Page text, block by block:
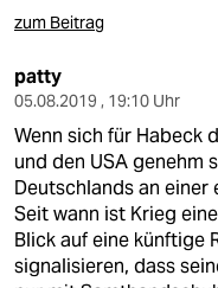
zum Beitrag
patty
05.08.2019 , 19:10 Uhr
Wenn sich für Habeck
und den USA genehm
Deutschlands an
Seit wann ist Krieg
Blick auf eine künftige
signalisieren, dass